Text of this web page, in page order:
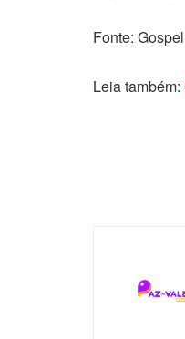
Fonte:
Leia também: